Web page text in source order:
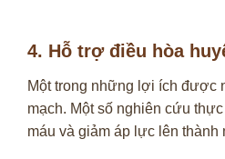
4. Hỗ trợ điều hòa
Một trong những lợi ích được
mạch. Một số nghiên cứu
máu và giảm áp lực lên thành